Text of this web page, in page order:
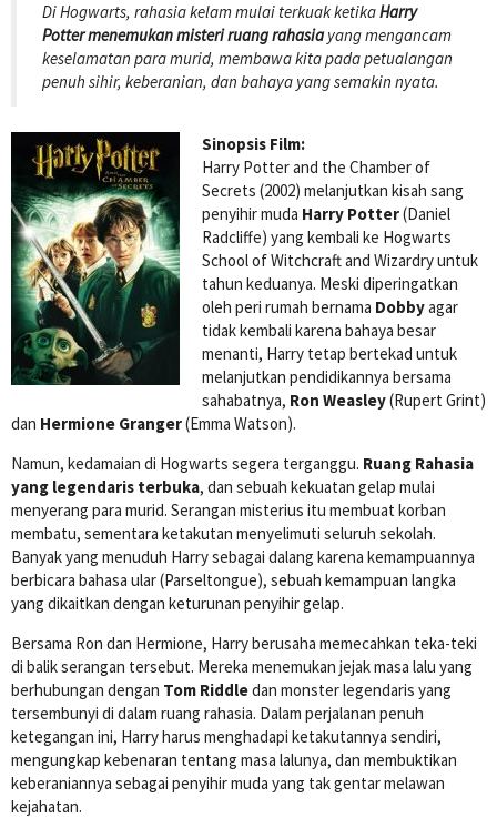
Di Hogwarts, rahasia kelam mulai terkuak ketikaHarry
Potter menemukan misteri ruang rahasiayang mengancam
keselamatan para murid, membawa kita pada petualangan
penuh sihir, keberanian, dan bahaya yang semakin nyata.
Sinopsis Film:
Harry Potter and the Chamber of
Secrets (2002) melanjutkan kisah sang
penyihir muda Harry Potter(Daniel
Radcliffe) yang kembali ke Hogwarts
School of Witchcraft and Wizardry untuk
tahun keduanya. Meski diperingatkan
oleh peri rumah bernama Dobbyagar
tidak kembali karena bahaya besar
menanti, Harry tetap bertekad untuk
melanjutkan pendidikannya bersama
sahabatnya, Ron Weasley(Rupert Grint)
dan Hermione Granger(Emma Watson).
Namun, kedamaian di Hogwarts segera terganggu. Ruang Rahasia
yang legendaris terbuka, dan sebuah kekuatan gelap mulai
menyerang para murid. Serangan misterius itu membuat korban
membatu, sementara ketakutan menyelimuti seluruh sekolah.
Banyak yang menuduh Harry sebagai dalang karena kemampuannya
berbicara bahasa ular (Parseltongue), sebuah kemampuan langka
yang dikaitkan dengan keturunan penyihir gelap.
Bersama Ron dan Hermione, Harry berusaha memecahkan teka-teki
di balik serangan tersebut. Mereka menemukan jejak masa lalu yang
berhubungan dengan Tom Riddledan monster legendaris yang
tersembunyi di dalam ruang rahasia. Dalam perjalanan penuh
ketegangan ini, Harry harus menghadapi ketakutannya sendiri,
mengungkap kebenaran tentang masa lalunya, dan membuktikan
keberaniannya sebagai penyihir muda yang tak gentar melawan
kejahatan.